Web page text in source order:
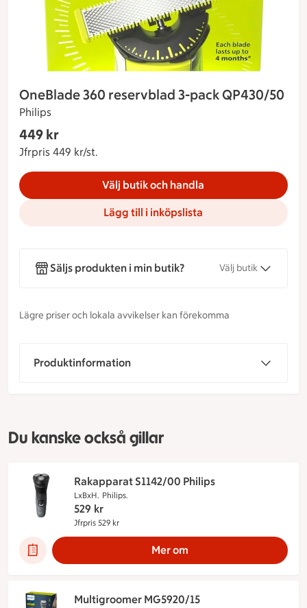
OneBlade 360 reservblad 3-pack QP430/50
Philips
449 kr
Jfrpris 449 kr/st.
Välj butik och handla
Lägg till i inköpslista
Säljs produkten i min butik? Välj butik
Lägre priser och lokala avvikelser kan förekomma
Produktinformation
Du kanske också gillar
Rakapparat S1142/00 Philips
LxBxH. Philips.
529 kr
Jfrpris 529 kr
Mer om
Multigroomer MG5920/15